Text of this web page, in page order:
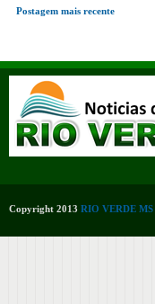
Postagem mais recente
Copyright 2013 RIO VERDE MS